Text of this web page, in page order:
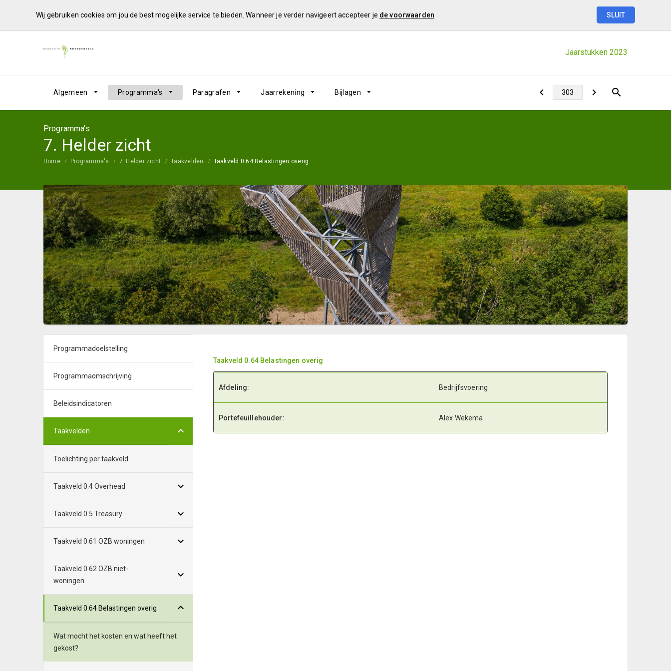
Wij gebruiken cookies om jou de best mogelijke service te bieden. Wanneer je verder navigeert accepteer je de voorwaarden SLUIT
Jaarstukken 2023
Algemeen Programma's Paragrafen Jaarrekening Bijlagen
Programma's
7. Helder zicht
Home Programma's 7. Helder zicht Taakvelden Taakveld 0.64 Belastingen overig
Programmadoelstelling
Programmaomschrijving
Beleidsindicatoren
Taakvelden
Toelichting per taakveld
Taakveld 0.4 Overhead
Taakveld 0.5 Treasury
Taakveld 0.61 OZB woningen
Taakveld 0.62 OZB niet-
woningen
Taakveld 0.64 Belastingen overig
Wat mocht het kosten en wat heeft het
gekost?
Taakveld 0.64 Belastingen overig
Afdeling: Bedrijfsvoering
Portefeuillehouder: Alex Wekema